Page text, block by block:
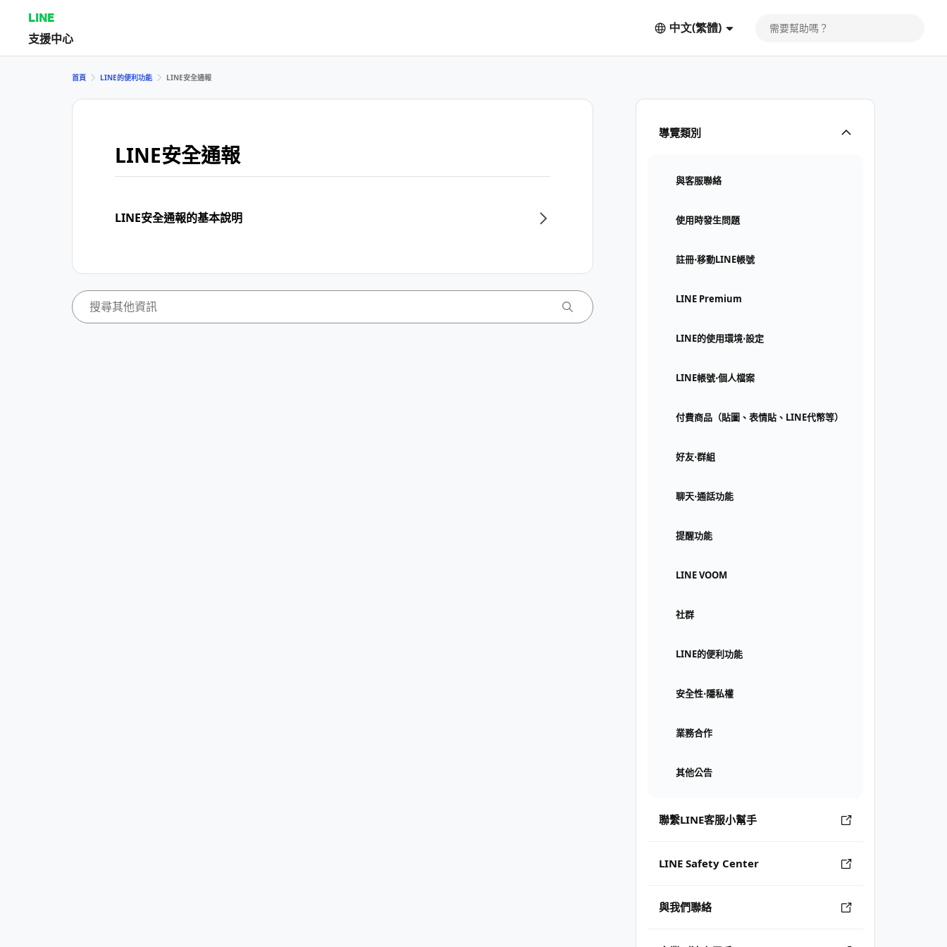
LINE
支援中心
中文(繁體)
導覽類別
與客服聯絡
使用時發生問題
註冊⋅移動LINE帳號
LINE Premium
LINE的使用環境⋅設定
LINE帳號⋅個人檔案
付費商品（貼圖、表情貼、LINE代幣等）
好友⋅群組
聊天⋅通話功能
提醒功能
LINE VOOM
社群
LINE的便利功能
安全性⋅隱私權
業務合作
其他公告
聯繫LINE客服小幫手
LINE Safety Center
與我們聯絡
首頁 LINE的便利功能 LINE安全通報
LINE安全通報
LINE安全通報的基本說明